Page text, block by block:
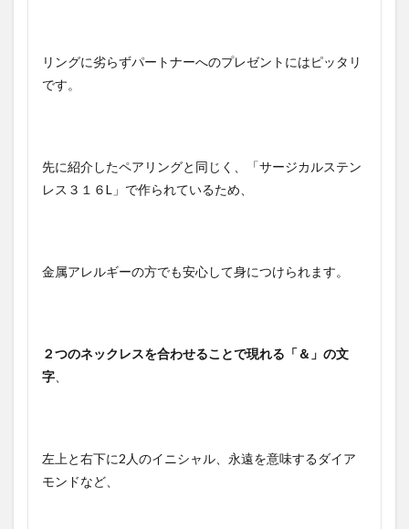
リングに劣らずパートナーへのプレゼントにはピッタリ
です。
先に紹介したペアリングと同じく、「サージカルステン
レス３１６L」で作られているため、
金属アレルギーの方でも安心して身につけられます。
２つのネックレスを合わせることで現れる「＆」の文
字
左上と右下に2人のイニシャル、永遠を意味するダイア
モンドなど、